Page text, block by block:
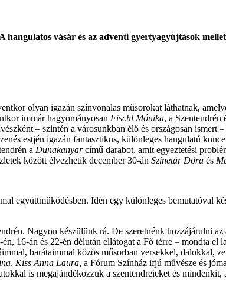
vásár és az adventi gyertyagyújtások
olyan igazán színvonalas műsorokat láthatnak,
immár hagyományosan Fischl Mónika, a
– szintén a városunkban élő és országosan ismert –
estjén igazán fantasztikus, különleges hangulatú
a Dunakanyarcímű darabot, amit egyeztetési
között élvezhetik december 30-án Szinetár Dóra és
együttműködésben. Idén egy különleges bemutatóval
Nagyon készülünk rá. De szeretnénk hozzájárulni
16-án és 22-én délután ellátogat a Fő térre – mondta el
barátaimmal közös műsorban versekkel, dalokkal,
, Kiss Anna Laura, a Fórum Színház ifjú művésze és
is megajándékozzuk a szentendreieket és mindenkit,